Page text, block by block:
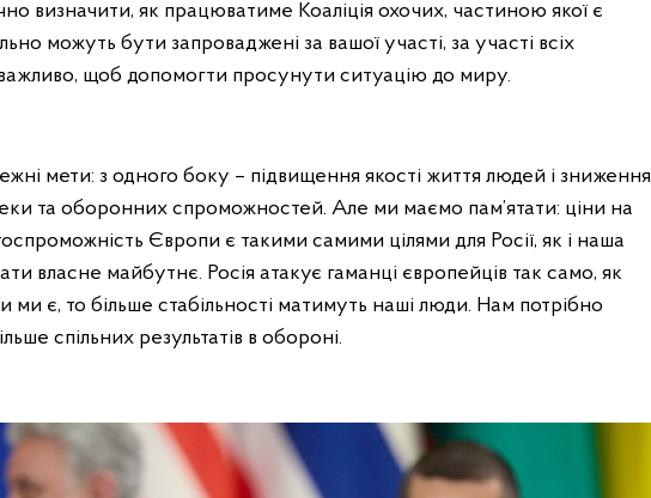
визначити, як працюватиме Коаліція охочих, частиною якої є
можуть бути запроваджені за вашої участі, за участі всіх
щоб допомогти просунути ситуацію до миру.
мети: з одного боку – підвищення якості життя людей і зниження
та оборонних спроможностей. Але ми маємо пам’ятати: ціни на
Європи є такими самими цілями для Росії, як і наша
власне майбутнє. Росія атакує гаманці європейців так само, як
є, то більше стабільності матимуть наші люди. Нам потрібно
спільних результатів в обороні.